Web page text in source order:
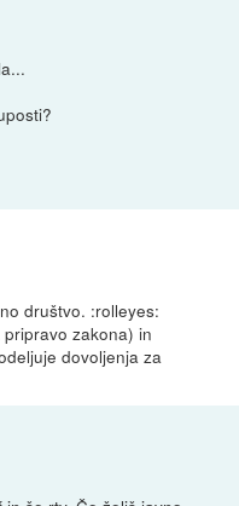
društvo. :rolleyes:
zakona) in
dovoljenja za